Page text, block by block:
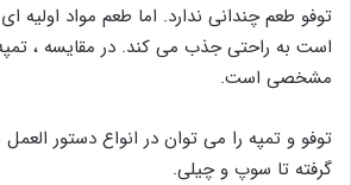
توفو طعم چندانی ندارد. اما طعم مواد اولیه
است به راحتی جذب می کند. در مقایسه ،
مشخصی است.
توفو و تمپه را می توان در انواع دستور العمل
گرفته تا سوپ و چیلی.